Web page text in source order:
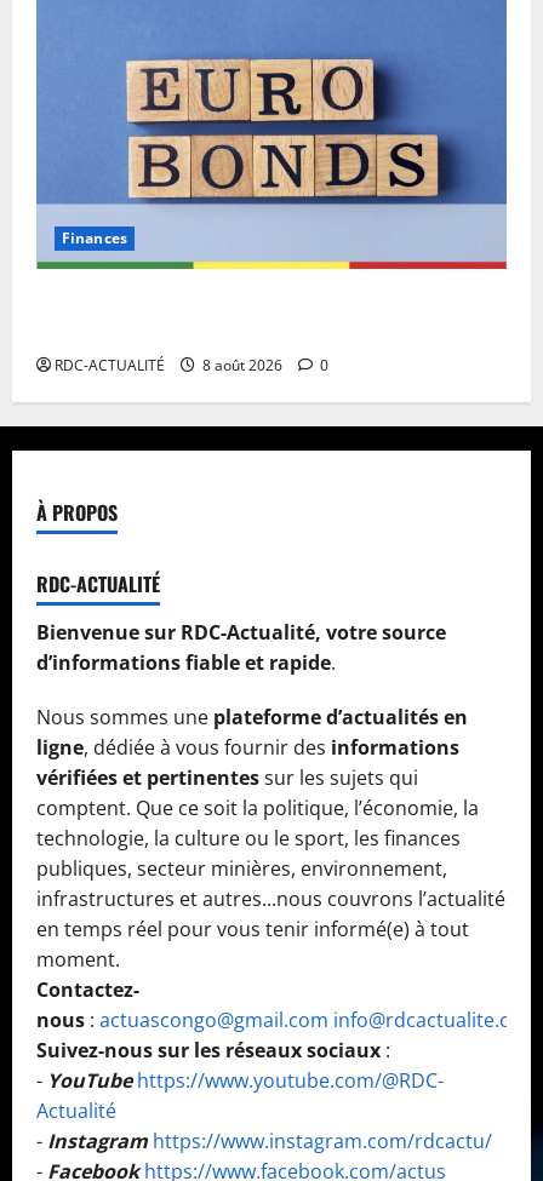
Finances
RDC-ACTUALITÉ 8 août 2026 0
À PROPOS
RDC-ACTUALITÉ
Bienvenue sur RDC-Actualité, votre source
d’informations fiable et rapide.
Nous sommes une plateforme d’actualités en
ligne, dédiée à vous fournir des informations
vérifiées et pertinentessur les sujets qui
comptent. Que ce soit la politique, l’économie, la
technologie, la culture ou le sport, les finances
publiques, secteur minières, environnement,
infrastructures et autres...nous couvrons l’actualité
en temps réel pour vous tenir informé(e) à tout
moment.
Contactez-
nous : actuascongo@gmail.com info@rdcactualite.com
Suivez-nous sur les réseaux sociaux :
- YouTube https://www.youtube.com/@RDC-
Actualité
- Instagram https://www.instagram.com/rdcactu/
- Facebook https://www.facebook.com/actus